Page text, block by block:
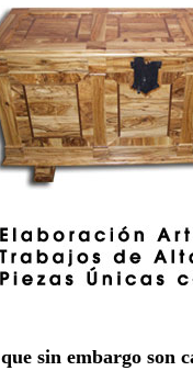
que sin embargo son